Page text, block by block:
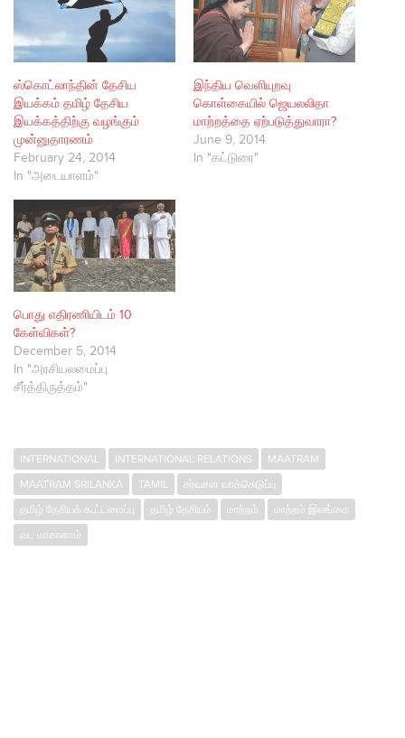
ஸ்கொட்லாந்தின் தேசிய
இயக்கம் தமிழ் தேசிய
இயக்கத்திற்கு வழங்கும்
முன்னுதாரணம்
February 24, 2014
In "அடையாளம்"
இந்திய வெளியுறவு
கொள்கையில் ஜெயலலிதா
மாற்றத்தை ஏற்படுத்துவாரா?
June 9, 2014
In "கட்டுரை"
பொது எதிரணியிடம் 10
கேள்விகள்?
December 5, 2014
In "அரசியலமைப்பு
சீர்த்திருத்தம்"
INTERNATIONAL INTERNATIONAL RELATIONS
MAATRAM
MAATRAM SRILANKA
TAMIL
சர்வசன வாக்கெடுப்பு
தமிழ் தேசியக் கூட்டமைப்பு
தமிழ் தேசியம் மாற்றம்
மாற்றம் இலங்கை
வட மாகாணம்